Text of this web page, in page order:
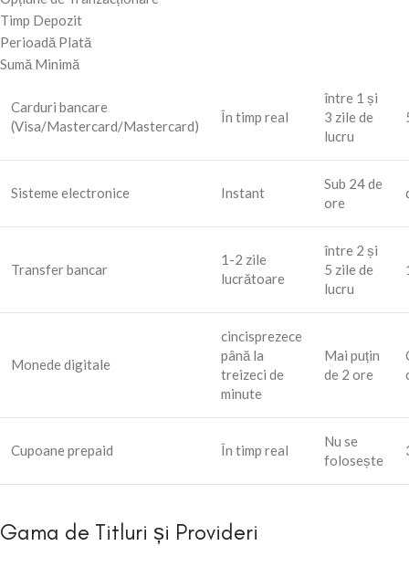
Timp Depozit
Perioadă Plată
Sumă Minimă
Carduri bancare
(Visa/Mastercard/Mastercard)
În timp real
între 1 și
3 zile de
lucru
Sisteme electronice Instant
Sub 24 de
ore
Transfer bancar
1-2 zile
lucrătoare
între 2 și
5 zile de
lucru
Monede digitale
cincisprezece
până la
treizeci de
minute
Mai puțin
de 2 ore
Cupoane prepaid În timp real
Nu se
folosește
Gama de Titluri și Provideri